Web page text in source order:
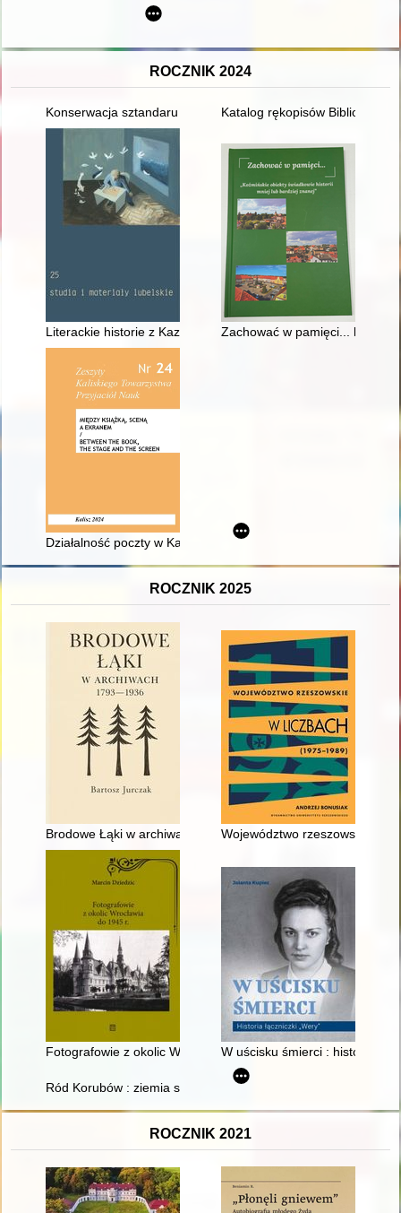
ROCZNIK 2024
Konserwacja sztandaru ze zbiorów Muzeum Okręgowego w
Katalog rękopisów Biblioteki
Literackie historie z Kazimierzem Dolnym w tle = Literary
Zachować w pamięci...
Działalność poczty w Kaliszu (1706-1914) - recenzja]
ROCZNIK 2025
Brodowe Łąki w archiwach 1793-1936Województwo rzeszowskie w
Fotografowie z okolic Wrocławia do 1945 rW uścisku śmierci : historia
Ród Korubów : ziemia szaniecka
ROCZNIK 2021